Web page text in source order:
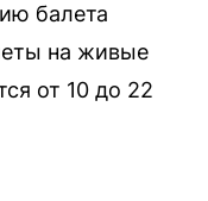
балета
на живые
от 10 до 22